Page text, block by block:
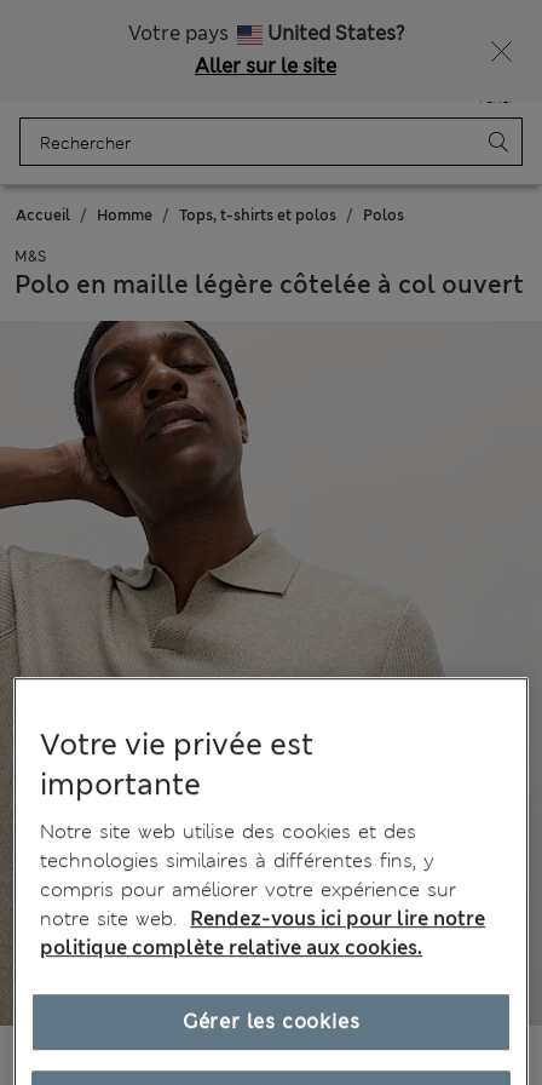
Votre pays
United States?
Aller sur le site
Panier
Accueil Homme Tops, t-shirts et polos Polos
M&S
Polo en maille légère côtelée à col ouvert
45.00 €
Votre vie privée est
importante
Notre site web utilise des cookies et des
technologies similaires à différentes fins, y
compris pour améliorer votre expérience sur
notre site web.
Rendez-vous ici pour lire notre
politique complète relative aux cookies.
Gérer les cookies